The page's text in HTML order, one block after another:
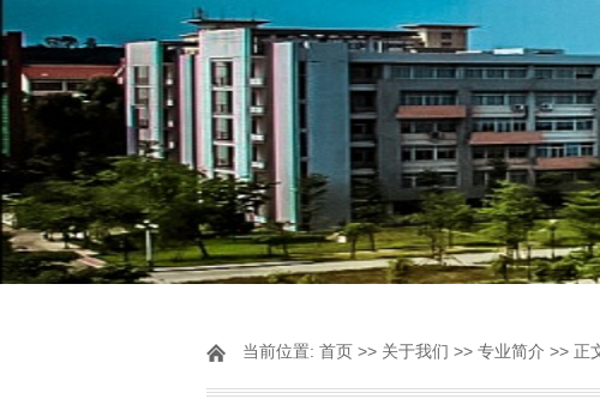
当前位置: 首页 >> 关于我们 >> 专业简介 >> 正